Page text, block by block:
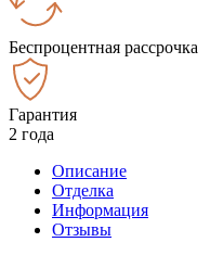
Беспроцентная рассрочка
Гарантия
2 года
Описание
Отделка
Информация
Отзывы